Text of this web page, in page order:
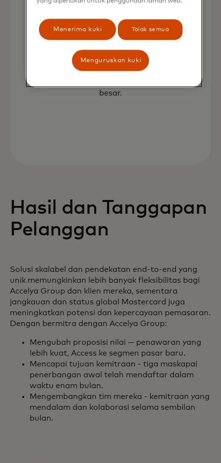
Menyatukan semuanya di bawah satu
kontrak memberikan Accelya Group dan
besar.
Hasil dan Tanggapan
Pelanggan
Solusi skalabel dan pendekatan end-to-end yang
unik memungkinkan lebih banyak fleksibilitas bagi
Accelya Group dan klien mereka, sementara
jangkauan dan status global Mastercard juga
meningkatkan potensi dan kepercayaan pemasaran.
Dengan bermitra dengan Accelya Group:
Mengubah proposisi nilai — penawaran yang
lebih kuat, Access ke segmen pasar baru.
Mencapai tujuan kemitraan - tiga maskapai
penerbangan awal telah mendaftar dalam
waktu enam bulan.
Mengembangkan tim mereka - kemitraan yang
mendalam dan kolaborasi selama sembilan
bulan.
Menerima kuki Tolak semua
Menguruskan kuki